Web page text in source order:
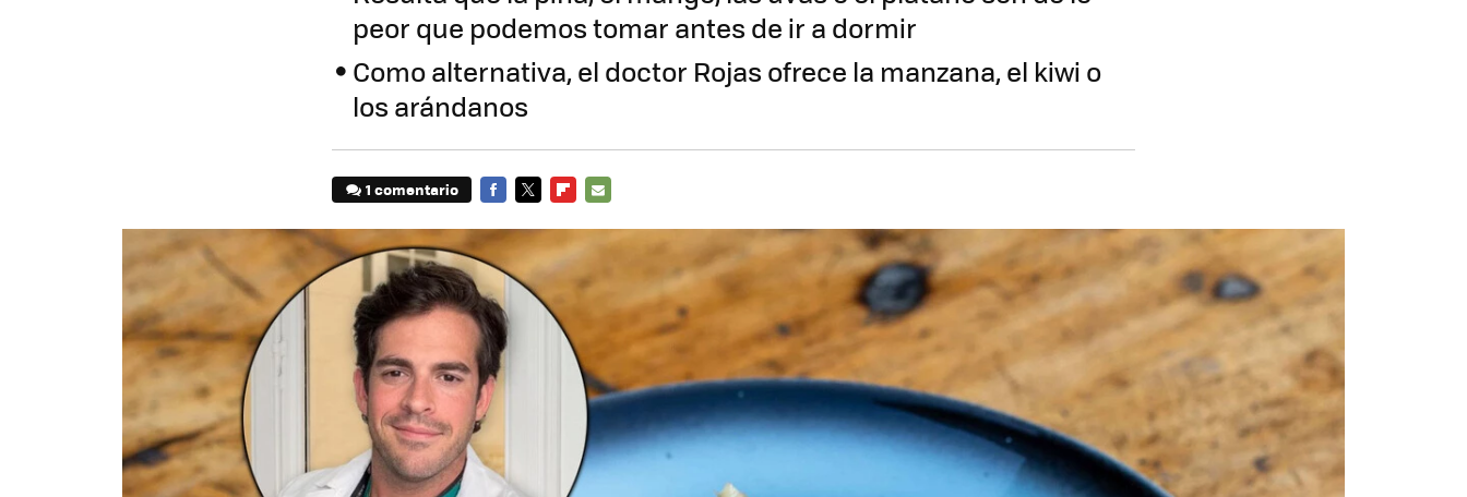
peor que podemos tomar antes de ir a dormir
Como alternativa, el doctor Rojas ofrece la manzana, el kiwi o
los arándanos
1 comentario
MAIL